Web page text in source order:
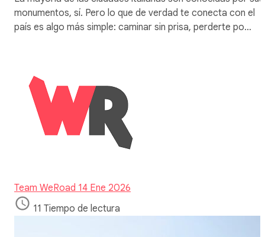
monumentos, sí. Pero lo que de verdad te conecta con el
país es algo más simple: caminar sin prisa, perderte po…
Team WeRoad 14 Ene 2026
11 Tiempo de lectura